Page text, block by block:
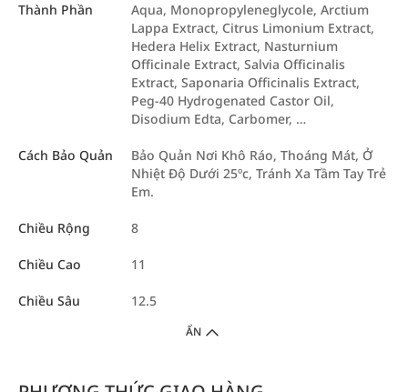
Thành Phần
Aqua, Monopropyleneglycole, Arctium
Lappa Extract, Citrus Limonium Extract,
Hedera Helix Extract, Nasturnium
Officinale Extract, Salvia Officinalis
Extract, Saponaria Officinalis Extract,
Peg-40 Hydrogenated Castor Oil,
Disodium Edta, Carbomer, …
Cách Bảo Quản
Bảo Quản Nơi Khô Ráo, Thoáng Mát, Ở
Nhiệt Độ Dưới 25ºc, Tránh Xa Tầm Tay Trẻ
Em.
Chiều Rộng 8
Chiều Cao 11
Chiều Sâu 12.5
ẨN